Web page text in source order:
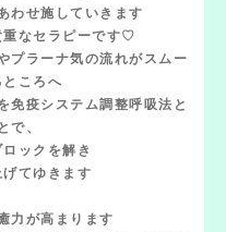
わせ施していきます
重なセラピーです♡
プラーナ気の流れがスムー
ところへ
免疫システム調整呼吸法と
で、
ックを解き
てゆきます
力が高まります